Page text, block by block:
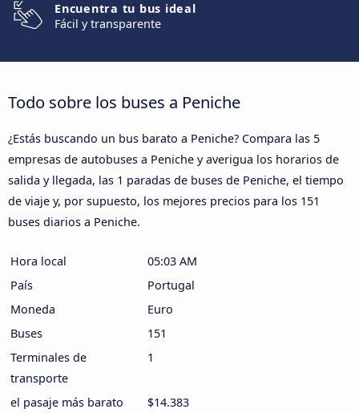
Encuentra tu bus ideal
Fácil y transparente
Todo sobre los buses a Peniche
¿Estás buscando un bus barato a Peniche? Compara las 5
empresas de autobuses a Peniche y averigua los horarios de
salida y llegada, las 1 paradas de buses de Peniche, el tiempo
de viaje y, por supuesto, los mejores precios para los 151
buses diarios a Peniche.
Hora local
05:03 AM
País
Portugal
Moneda
Euro
Buses
151
Terminales de
transporte
1
el pasaje más barato
$14.383